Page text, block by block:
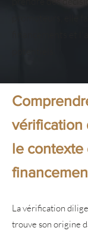
vérification
le contexte
La vérification
trouve son origine